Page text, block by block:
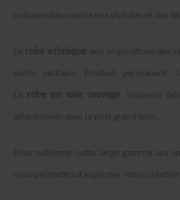
collaboration entre nos stylistes et des
robe ethnique aux inspirations des
notre vestiaire. Produit permanent,
robe en soie sauvage , toujours
sélectionnés avec le plus grand soin.
Pour sublimer cette large gamme aux
vous permettra d’exprimer votre